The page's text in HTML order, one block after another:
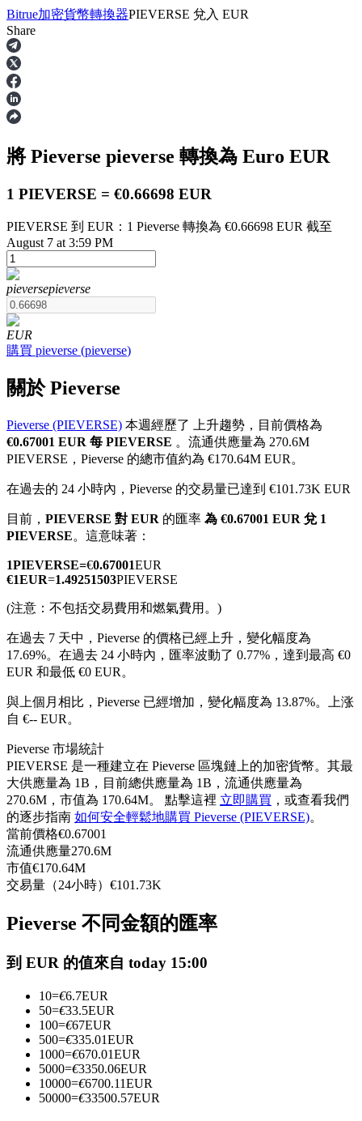
合約
多種以USDT結算的永續合約
幣本位永續
以數字貨幣為保證金的永續合約
美股、外匯、貴金屬及大宗商品衍生性商品
USDC永續
多種以USDC結算的永續合約
與頂尖交易專家同行
Bitrue加密貨幣轉換器PIEVERSE 兌入 EUR
Share
將 Pieverse pieverse 轉換為 Euro EUR
1 PIEVERSE = €0.66698 EUR
PIEVERSE 到 EUR：1 Pieverse 轉換為 €0.66698 EUR 截至
August 7 at 3:59 PM
pieversepieverse
EUR
購買 pieverse (pieverse)
關於 Pieverse
Pieverse (PIEVERSE) 本週經歷了 上升趨勢，目前價格為
€0.67001 EUR 每 PIEVERSE 。流通供應量為 270.6M
PIEVERSE，Pieverse 的總市值約為 €170.64M EUR。
在過去的 24 小時內，Pieverse 的交易量已達到 €101.73K EUR
目前， PIEVERSE 對 EUR 的匯率 為 €0.67001 EUR 兌 1
PIEVERSE。這意味著：
1PIEVERSE=€0.67001EUR
€1EUR=1.49251503PIEVERSE
(注意：不包括交易費用和燃氣費用。)
在過去 7 天中，Pieverse 的價格已經上升，變化幅度為
17.69%。 在過去 24 小時內，匯率波動了 0.77%，達到最高 €0
EUR 和最低 €0 EUR。
與上個月相比，Pieverse 已經增加，變化幅度為 13.87%。上涨
自 €-- EUR。
Pieverse 市場統計
PIEVERSE 是一種建立在 Pieverse 區塊鏈上的加密貨幣。其最
大供應量為 1B，目前總供應量為 1B，流通供應量為
270.6M，市值為 170.64M。 點擊這裡 立即購買 ，或查看我們
的逐步指南 如何安全輕鬆地購買 Pieverse (PIEVERSE)。
當前價格€0.67001
流通供應量270.6M
市值€170.64M
交易量（24小時） €101.73K
Pieverse 不同金額的匯率
到 EUR 的值來自 today 15:00
10=€6.7EUR
50=€33.5EUR
100=€67EUR
500=€335.01EUR
1000=€670.01EUR
5000=€3350.06EUR
10000=€6700.11EUR
50000=€33500.57EUR